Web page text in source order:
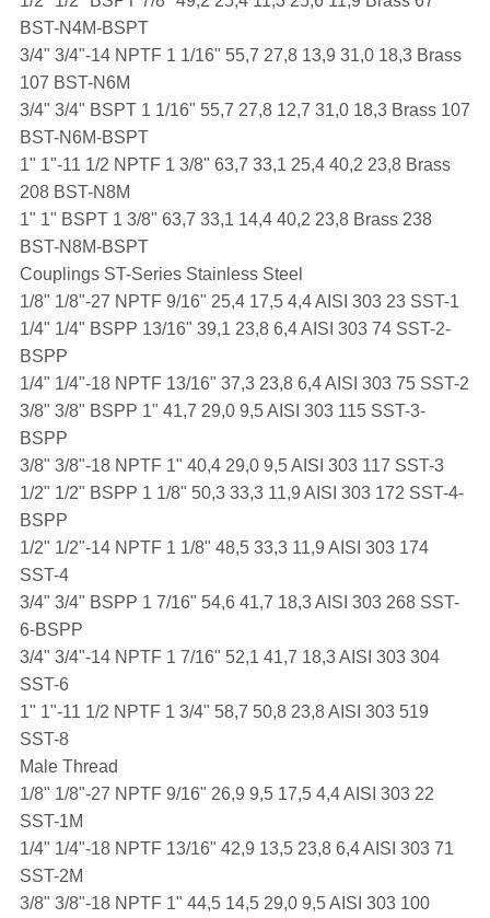
BST-N4M-BSPT
3/4" 3/4"-14 NPTF 1 1/16" 55,7 27,8 13,9 31,0 18,3 Brass
107 BST-N6M
3/4" 3/4" BSPT 1 1/16" 55,7 27,8 12,7 31,0 18,3 Brass 107
BST-N6M-BSPT
1" 1"-11 1/2 NPTF 1 3/8" 63,7 33,1 25,4 40,2 23,8 Brass
208 BST-N8M
1" 1" BSPT 1 3/8" 63,7 33,1 14,4 40,2 23,8 Brass 238
BST-N8M-BSPT
Couplings ST-Series Stainless Steel
1/8" 1/8"-27 NPTF 9/16" 25,4 17,5 4,4 AISI 303 23 SST-1
1/4" 1/4" BSPP 13/16" 39,1 23,8 6,4 AISI 303 74 SST-2-
BSPP
1/4" 1/4"-18 NPTF 13/16" 37,3 23,8 6,4 AISI 303 75 SST-2
3/8" 3/8" BSPP 1" 41,7 29,0 9,5 AISI 303 115 SST-3-
BSPP
3/8" 3/8"-18 NPTF 1" 40,4 29,0 9,5 AISI 303 117 SST-3
1/2" 1/2" BSPP 1 1/8" 50,3 33,3 11,9 AISI 303 172 SST-4-
BSPP
1/2" 1/2"-14 NPTF 1 1/8" 48,5 33,3 11,9 AISI 303 174
SST-4
3/4" 3/4" BSPP 1 7/16" 54,6 41,7 18,3 AISI 303 268 SST-
6-BSPP
3/4" 3/4"-14 NPTF 1 7/16" 52,1 41,7 18,3 AISI 303 304
SST-6
1" 1"-11 1/2 NPTF 1 3/4" 58,7 50,8 23,8 AISI 303 519
SST-8
Male Thread
1/8" 1/8"-27 NPTF 9/16" 26,9 9,5 17,5 4,4 AISI 303 22
SST-1M
1/4" 1/4"-18 NPTF 13/16" 42,9 13,5 23,8 6,4 AISI 303 71
SST-2M
3/8" 3/8"-18 NPTF 1" 44,5 14,5 29,0 9,5 AISI 303 100